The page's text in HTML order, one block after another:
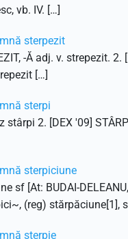
vb. IV. […]
sterpezit
-Ă adj. v. strepezit. 2.
[…]
sterpi
stârpi 2. [DEX '09]
sterpiciune
sf [At: BUDAI-
(reg) stărpăciune[1],
sterpie